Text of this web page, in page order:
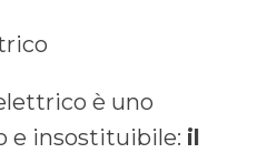
è uno
e insostituibile: il